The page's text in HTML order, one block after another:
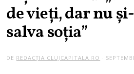
de vieți, dar nu
salva soția”
DE REDACȚIA CLUJCAPITALA.RO